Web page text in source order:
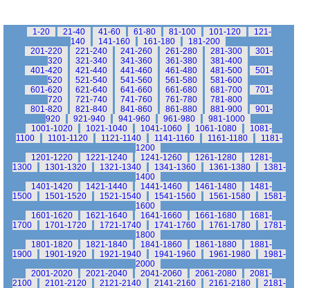
1-20 21-40 41-60 61-80 81-100 101-120
121-
140
141-160 161-180
181-200
201-220
221-240 241-260 261-280 281-300
301-
320
321-340 341-360 361-380
381-400
401-420
421-440 441-460 461-480 481-500
501-
520
521-540 541-560 561-580
581-600
601-620
621-640 641-660 661-680 681-700
701-
720
721-740 741-760 761-780
781-800
801-820
821-840 841-860 861-880 881-900
901-
920
921-940 941-960 961-980
981-1000
1001-1020
1021-1040 1041-1060 1061-1080
1081-
1100
1101-1120 1121-1140 1141-1160 1161-1180
1181-
1200
1201-1220
1221-1240 1241-1260 1261-1280
1281-
1300
1301-1320 1321-1340 1341-1360 1361-1380
1381-
1400
1401-1420
1421-1440 1441-1460 1461-1480
1481-
1500
1501-1520 1521-1540 1541-1560 1561-1580
1581-
1600
1601-1620
1621-1640 1641-1660 1661-1680
1681-
1700
1701-1720 1721-1740 1741-1760 1761-1780
1781-
1800
1801-1820
1821-1840 1841-1860 1861-1880
1881-
1900
1901-1920 1921-1940 1941-1960 1961-1980
1981-
2000
2001-2020
2021-2040 2041-2060 2061-2080
2081-
2100
2101-2120 2121-2140 2141-2160 2161-2180
2181-